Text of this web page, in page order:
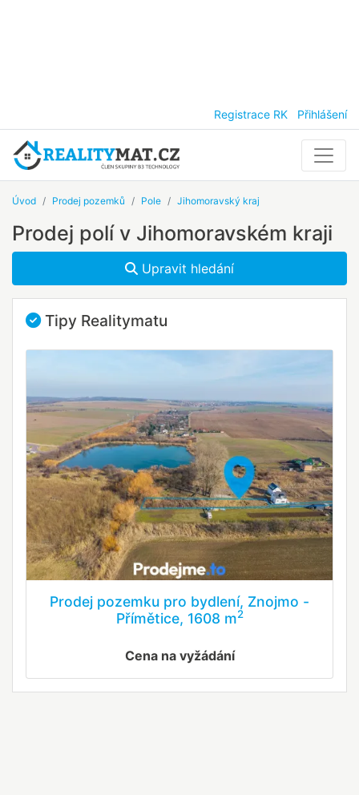
Registrace RK Přihlášení
Úvod Prodej pozemků Pole Jihomoravský kraj
Prodej polí v Jihomoravském kraji
Upravit hledání
Tipy Realitymatu
Prodej pozemku pro bydlení, Znojmo -
Přímětice, 1608 m2
Cena na vyžádání